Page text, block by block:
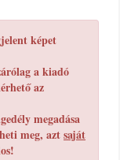
képet
a kiadó
az
megadása
meg, aztsaját